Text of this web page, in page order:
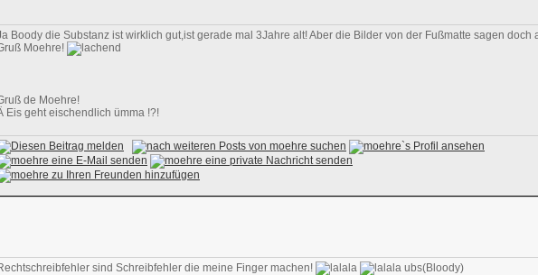
Boody die Substanz ist wirklich gut,ist gerade mal 3Jahre alt! Aber die Bilder von der Fußmatte sagen doch
Moehre!
de Moehre!
Eis geht eischendlich ümma !?!
sind Schreibfehler die meine Finger machen! ubs(Bloody)